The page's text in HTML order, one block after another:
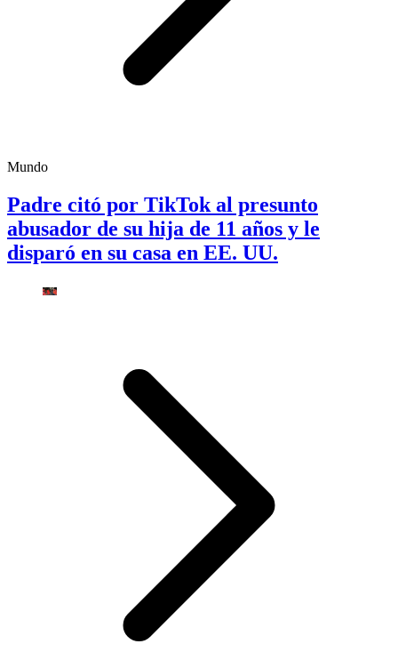
Mundo
Padre citó por TikTok al presunto
abusador de su hija de 11 años y le
disparó en su casa en EE. UU.